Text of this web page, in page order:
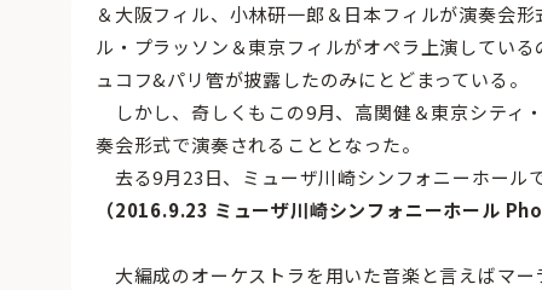
＆大阪フィル、小林研一郎＆日本フィルが演奏会
ル・プラッソン＆東京フィルがオペラ上演してい
ュコフ&パリ管が披露したのみにとどまっている。
しかし、奇しくもこの9月、高関健＆東京シティ
奏会形式で演奏されることとなった。
去る9月23日、ミューザ川崎シンフォニーホール
（2016.9.23 ミューザ川崎シンフォニーホール
大編成のオーケストラを用いた音楽と言えばマ